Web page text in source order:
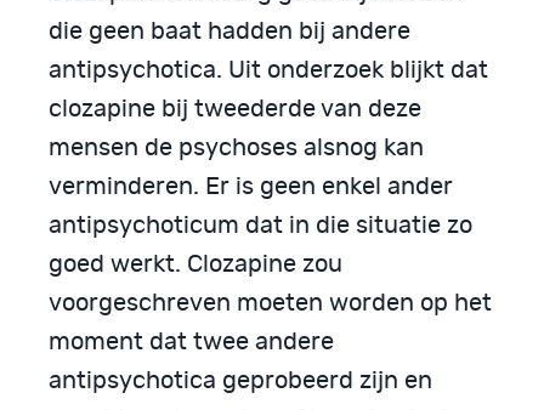
die geen baat hadden bij andere
antipsychotica. Uit onderzoek blijkt dat
clozapine bij tweederde van deze
mensen de psychoses alsnog kan
verminderen. Er is geen enkel ander
antipsychoticum dat in die situatie zo
goed werkt. Clozapine zou
voorgeschreven moeten worden op het
moment dat twee andere
antipsychotica geprobeerd zijn en